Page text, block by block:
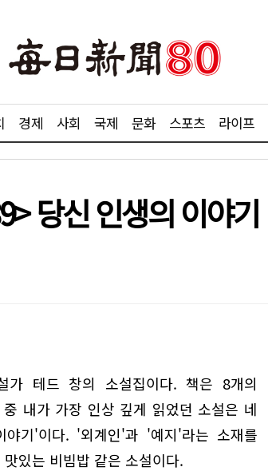
경제 사회 국제 문화 스포츠 라이프
당신 인생의 이야기
가 테드 창의 소설집이다. 책은 8개의
내가 가장 인상 깊게 읽었던 소설은 네
기'이다. '외계인'과 '예지'라는 소재를
있는 비빔밥 같은 소설이다.